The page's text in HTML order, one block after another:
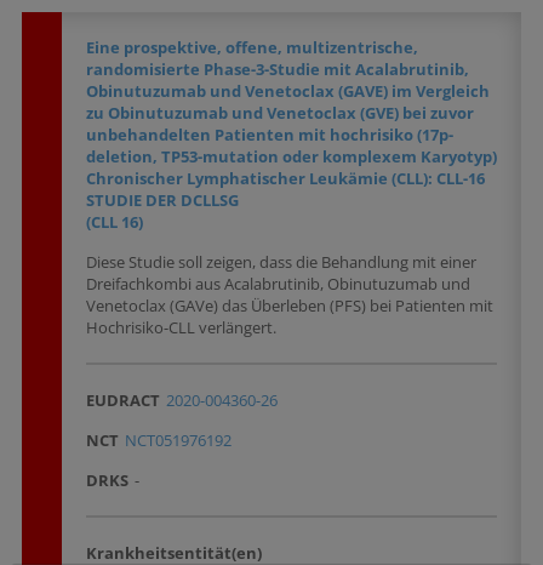
Eine prospektive, offene, multizentrische,
randomisierte Phase-3-Studie mit Acalabrutinib,
Obinutuzumab und Venetoclax (GAVE) im Vergleich
zu Obinutuzumab und Venetoclax (GVE) bei zuvor
unbehandelten Patienten mit hochrisiko (17p-
deletion, TP53-mutation oder komplexem Karyotyp)
Chronischer Lymphatischer Leukämie (CLL): CLL-16
STUDIE DER DCLLSG
(CLL 16)
Diese Studie soll zeigen, dass die Behandlung mit einer
Dreifachkombi aus Acalabrutinib, Obinutuzumab und
Venetoclax (GAVe) das Überleben (PFS) bei Patienten mit
Hochrisiko-CLL verlängert.
EUDRACT 2020-004360-26
NCT NCT051976192
DRKS -
Krankheitsentität(en)